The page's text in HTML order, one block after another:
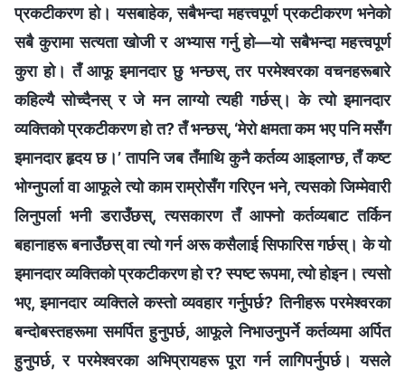
प्रकटीकरण हो। यसबाहेक, सबैभन्दा महत्त्वपूर्ण प्रकटीकरण भनेको
सबै कुरामा सत्यता खोजी र अभ्यास गर्नु हो—यो सबैभन्दा महत्त्वपूर्ण
कुरा हो। तँ आफू इमानदार छु भन्छस्, तर परमेश्‍वरका वचनहरूबारे
कहिल्यै सोच्दैनस् र जे मन लाग्यो त्यही गर्छस्। के त्यो इमानदार
व्यक्तिको प्रकटीकरण हो त? तँ भन्छस्, ‘मेरो क्षमता कम भए पनि मसँग
इमानदार हृदय छ।’ तापनि जब तँमाथि कुनै कर्तव्य आइलाग्छ, तँ कष्ट
भोग्‍नुपर्ला वा आफूले त्यो काम राम्रोसँग गरिएन भने, त्यसको जिम्मेवारी
लिनुपर्ला भनी डराउँछस्, त्यसकारण तँ आफ्नो कर्तव्यबाट तर्किन
बहानाहरू बनाउँछस् वा त्यो गर्न अरू कसैलाई सिफारिस गर्छस्। के यो
इमानदार व्यक्तिको प्रकटीकरण हो र? स्पष्ट रूपमा, त्यो होइन। त्यसो
भए, इमानदार व्यक्तिले कस्तो व्यवहार गर्नुपर्छ? तिनीहरू परमेश्‍वरका
बन्दोबस्तहरूमा समर्पित हुनुपर्छ, आफूले निभाउनुपर्ने कर्तव्यमा अर्पित
हुनुपर्छ, र परमेश्‍वरका अभिप्रायहरू पूरा गर्न लागिपर्नुपर्छ। यसले